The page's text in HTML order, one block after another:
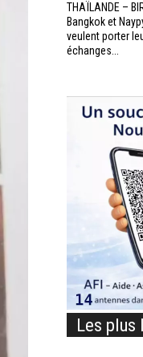
THAÏLANDE –
Bangkok et
veulent porter
échanges...
Les plus